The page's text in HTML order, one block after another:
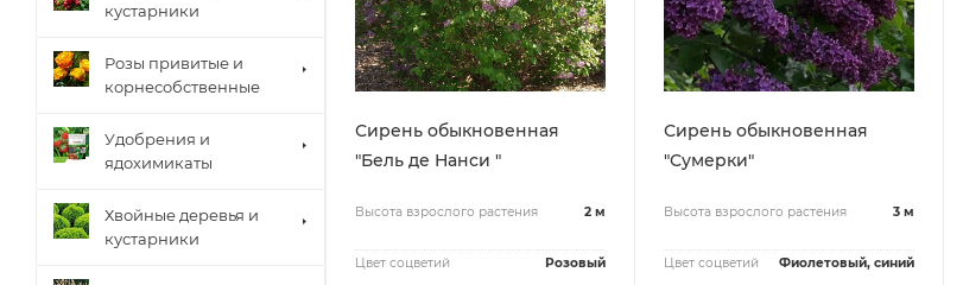
Сирень обыкновенная
"Бель де Нанси "
Высота взрослого растения 2 м
Цвет соцветий Розовый
Сирень обыкновенная
"Сумерки"
Высота взрослого растения 3 м
Цвет соцветий Фиолетовый, синий
кустарники
Розы привитые и
корнесобственные
Удобрения и
ядохимикаты
Хвойные деревья и
кустарники